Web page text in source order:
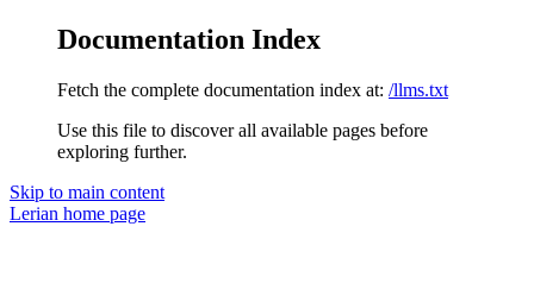
Documentation Index
Fetch the complete documentation index at: /llms.txt
Use this file to discover all available pages before
exploring further.
Skip to main content
Lerian home page